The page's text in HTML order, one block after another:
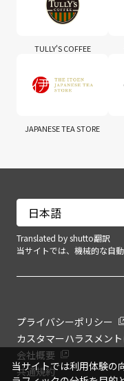
Translated by shutto翻訳
当サイトでは、機械的な自
TULLY'S COFFEE
JAPANESE TEA STORE
プライバシーポリシー
カスタマーハラスメン
会社概要
共通規約
当サイトでは利用体験の